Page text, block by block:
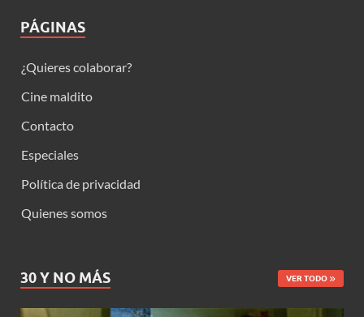
PÁGINAS
¿Quieres colaborar?
Cine maldito
Contacto
Especiales
Política de privacidad
Quienes somos
30 Y NO MÁS VER TODO